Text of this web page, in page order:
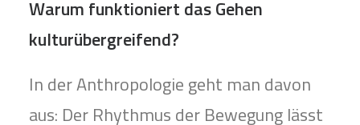
Warum funktioniert das Gehen
kulturübergreifend?
In der Anthropologie geht man davon
aus: Der Rhythmus der Bewegung lässt